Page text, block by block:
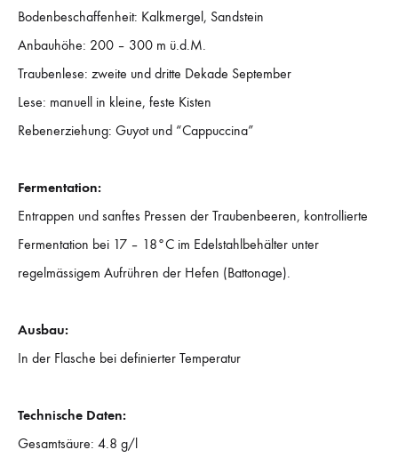
Bodenbeschaffenheit: Kalkmergel, Sandstein
Anbauhöhe: 200 – 300 m ü.d.M.
Traubenlese: zweite und dritte Dekade September
Lese: manuell in kleine, feste Kisten
Rebenerziehung: Guyot und “Cappuccina”
Fermentation:
Entrappen und sanftes Pressen der Traubenbeeren, kontrollierte
Fermentation bei 17 – 18°C im Edelstahlbehälter unter
regelmässigem Aufrühren der Hefen (Battonage).
Ausbau:
In der Flasche bei definierter Temperatur
Technische Daten:
Gesamtsäure: 4.8 g/l